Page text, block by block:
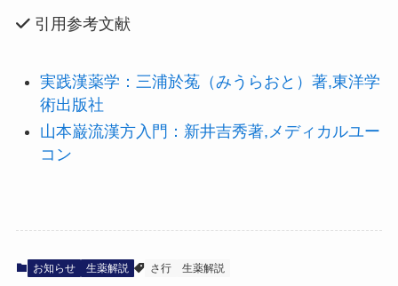
引用参考文献
実践漢薬学：三浦於菟（みうらおと）著,東洋学
術出版社
山本巌流漢方入門：新井吉秀著,メディカルユー
コン
お知らせ 生薬解説 さ行 生薬解説